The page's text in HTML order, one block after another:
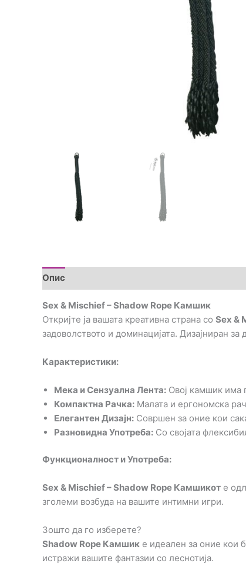
Опис
Sex & Mischief – Shadow Rope Камшик
Откријте ја вашата креативна страна со Sex &
задоволството и доминацијата. Дизајниран
Карактеристики:
Мека и Сензуална Лента: Овој камшик има
Компактна Рачка: Малата и ергономска
Елегантен Дизајн: Совршен за оние кои
Разновидна Употреба: Со својата
Функционалност и Употреба:
Sex & Mischief – Shadow Rope Камшикот е
зголеми возбуда на вашите интимни игри.
Зошто да го изберете?
Shadow Rope Камшик е идеален за оние кои
истражи вашите фантазии со леснотија.